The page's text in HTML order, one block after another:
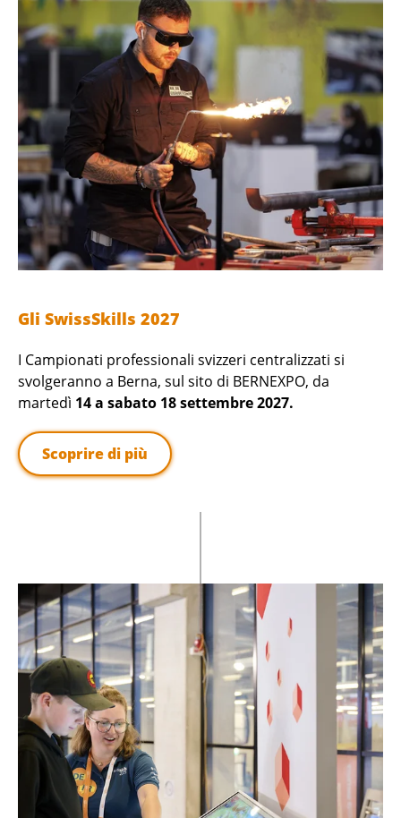
Gli SwissSkills 2027
I Campionati professionali svizzeri centralizzati si
svolgeranno a Berna, sul sito di BERNEXPO, da
martedì 14 a sabato 18 settembre 2027.
Scoprire di più